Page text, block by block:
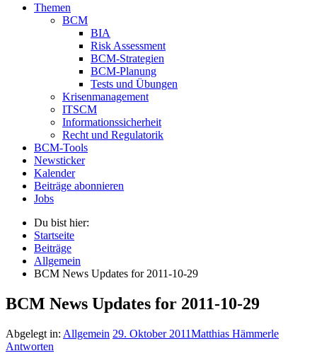
Themen
BCM
BIA
Risk Assessment
BCM-Strategien
BCM-Planung
Tests und Übungen
Krisenmanagement
ITSCM
Informationssicherheit
Recht und Regulatorik
BCM-Tools
Newsticker
Kalender
Beiträge abonnieren
Jobs
Du bist hier:
Startseite
Beiträge
Allgemein
BCM News Updates for 2011-10-29
BCM News Updates for 2011-10-29
Abgelegt in: Allgemein 29. Oktober 2011Matthias Hämmerle
Antworten